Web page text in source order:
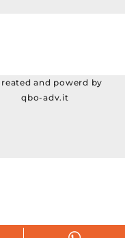
and powerd by
qbo-adv.it